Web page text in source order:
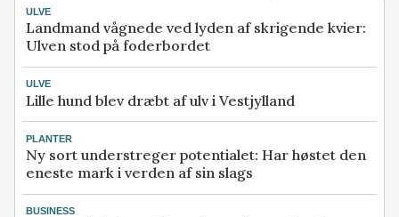
ULVE
Landmand vågnede ved lyden af skrigende kvier:
Ulven stod på foderbordet
ULVE
Lille hund blev dræbt af ulv i Vestjylland
PLANTER
Ny sort understreger potentialet: Har høstet den
eneste mark i verden af sin slags
BUSINESS